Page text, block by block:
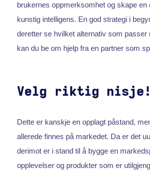
brukernes oppmerksomhet og skape
kunstig intelligens. En god strategi i
deretter se hvilket alternativ som
kan du be om hjelp fra en partner som
Velg riktig nisje!
Dette er kanskje en opplagt påstand,
allerede finnes på markedet. Da er det
derimot er i stand til å bygge en
opplevelser og produkter som er